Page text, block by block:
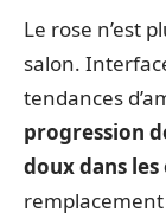
Le rose n’est
salon.
tendances
progression
doux dans les